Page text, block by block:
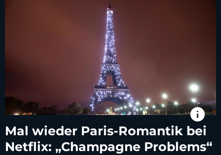
info
Mal wieder Paris-Romantik bei
Netflix: „Champagne Problems“